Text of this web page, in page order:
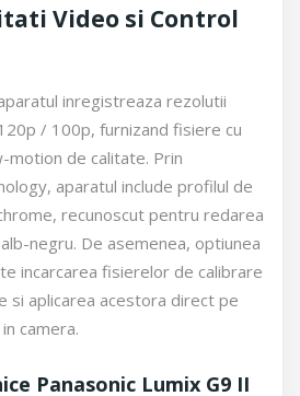
Video si Control
inregistreaza rezolutii
/ 100p, furnizand fisiere cu
de calitate. Prin
aparatul include profilul de
recunoscut pentru redarea
negru. De asemenea, optiunea
incarcarea fisierelor de calibrare
si aplicarea acestora direct pe
camera.
Panasonic Lumix G9 II